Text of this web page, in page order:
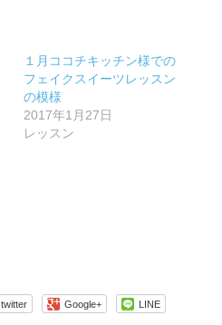
１月ココチキッチン様での
フェイクスイーツレッスン
の模様
2017年1月27日
レッスン
twitter Google+ LINE